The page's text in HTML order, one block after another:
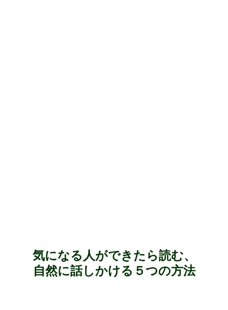
気になる人ができたら読む、
自然に話しかける５つの方法